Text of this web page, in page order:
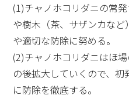
(1)チャノホコリダニの常
や樹木（茶、サザンカな
や適切な防除に努める。
(2)チャノホコリダニはほ
の後拡大していくので、
に防除を徹底する。